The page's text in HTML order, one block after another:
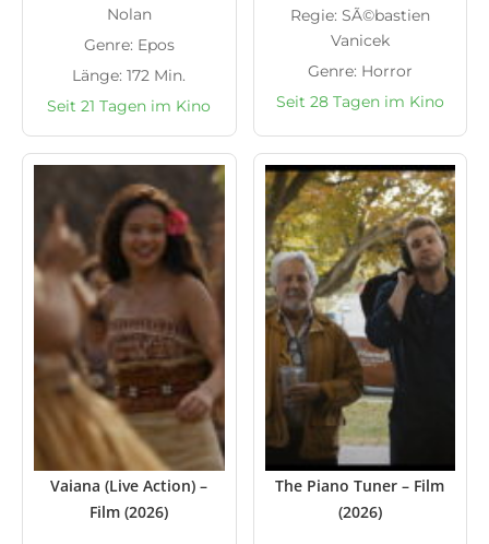
Nolan
Genre: Epos
Länge: 172 Min.
Seit 21 Tagen im Kino
Regie: SÃ©bastien
Vanicek
Genre: Horror
Seit 28 Tagen im Kino
Vaiana (Live Action) –
Film (2026)
The Piano Tuner – Film
(2026)